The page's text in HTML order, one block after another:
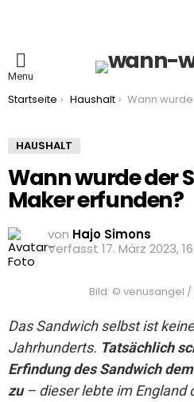
Menu
You are here:
Startseite Haushalt Wann wurde der Sandwich
HAUSHALT
Wann wurde der
Maker erfunden?
von Hajo Simons
17. März 2023,
Bild: © venusangel
Das Sandwich selbst ist
Jahrhunderts. Tatsächlich
Erfindung des Sandwich
zu– dieser lebte im England